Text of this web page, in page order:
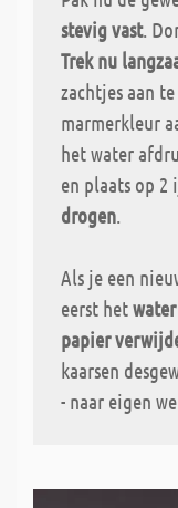
stevig vast.
Trek nu
zachtjes aan
marmerkleur
het water
en plaats op 2
drogen
Als je een
eerst het
papier
kaarsen
- naar eigen